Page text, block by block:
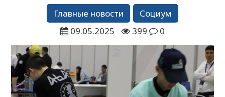
Главные новости
Социум
09.05.2025
399 0